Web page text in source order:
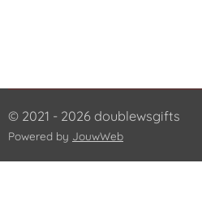
© 2021 - 2026 doublewsgifts
Powered by JouwWeb